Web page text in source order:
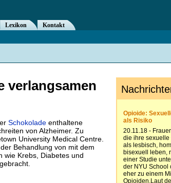
verlangsamen
Schokolade enthaltene
von Alzheimer. Zu
University Medical Centre.
Behandlung von mit dem
wie Krebs, Diabetes und
Lexikon
Kontakt